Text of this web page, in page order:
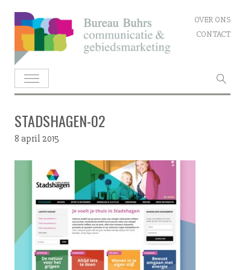
Skip
to
content
OVER ONS
CONTACT
STADSHAGEN-02
8 april 2015